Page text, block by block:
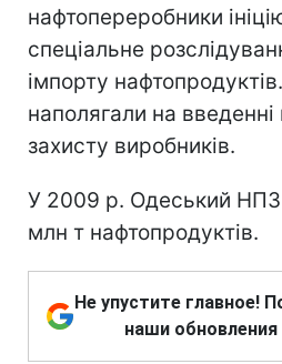
нафтопереробники
спеціальне
імпорту
наполягали на
захисту виробників.
У 2009 р. Одеський
млн т нафтопродуктів.
Не упустите главное!
наши обновления